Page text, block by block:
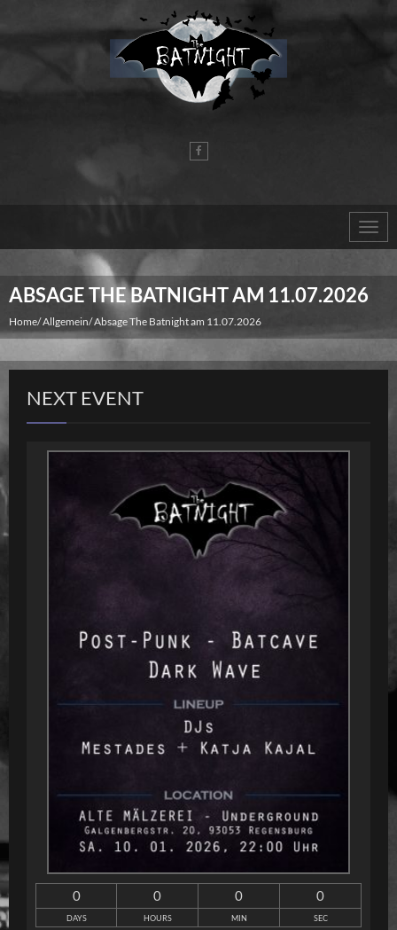
ABSAGE THE BATNIGHT AM 11.07.2026
Home Allgemein Absage The Batnight am 11.07.2026
NEXT EVENT
0
DAYS
0
HOURS
0
MIN
0
SEC